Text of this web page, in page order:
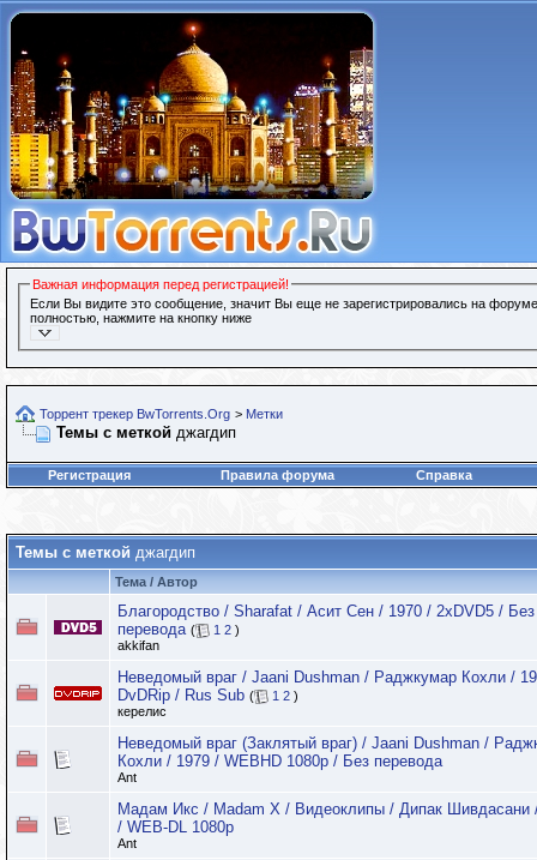
Важная информация перед регистрацией!
Если Вы видите это сообщение, значит Вы еще не зарегистрировались на
полностью, нажмите на кнопку ниже
Торрент трекер BwTorrents.Org > Метки
Темы с меткой джагдип
Регистрация Правила форума Справка
Темы с меткой джагдип
Тема / Автор
Благородство / Sharafat / Асит Сен / 1970 / 2хDVD5 / Без
перевода ( 1 2 )
akkifan
Неведомый враг / Jaani Dushman / Раджкумар Кохли /
DvDRip / Rus Sub ( 1 2 )
керелис
Неведомый враг (Заклятый враг) / Jaani Dushman /
Кохли / 1979 / WEBHD 1080p / Без перевода
Ant
Мадам Икс / Madam X / Видеоклипы / Дипак Шивдасани
/ WEB-DL 1080p
Ant